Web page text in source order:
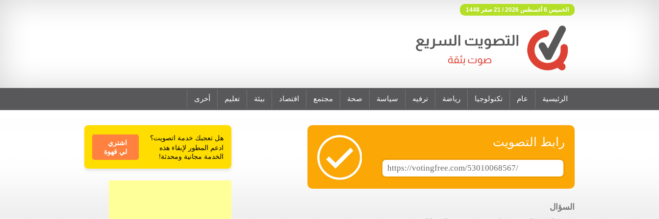
الخميس 6 أغسطس 2026 / 21 صفر 1448
فوتنج فري موقع تصويت مجاني
الرئيسية عام تكنولوجيا رياضة ترفيه سياسة صحة مجتمع اقتصاد بيئة تعليم أخرى
رابط التصويت
السؤال
هل تعجبك خدمة اتصويت؟
ادعم المطور لإبقاء هذه
الخدمة مجانية ومحدثة!
اشتري
لي قهوة